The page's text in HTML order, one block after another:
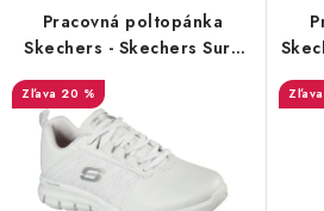
Pracovná poltopánka
Skechers - Skechers Sure
Track Erath - 20805 -
Akciová cena
20 %